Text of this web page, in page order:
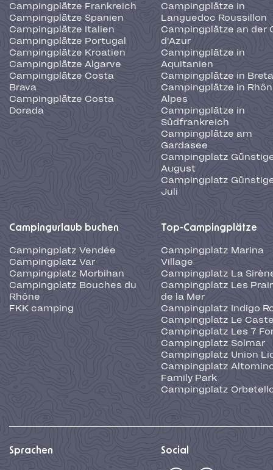
Campingplätze Frankreich
Campingplätze Spanien
Campingplätze Italien
Campingplätze Portugal
Campingplätze Kroatien
Campingplätze Algarve
Campingplätze Costa
Brava
Campingplätze Costa
Dorada
Campingplätze in
Languedoc Roussillon
Campingplätze an der
d'Azur
Campingplätze in
Aquitanien
Campingplätze in
Campingplätze in
Alpes
Campingplätze in
Südfrankreich
Campingplätze am
Gardasee
Campingplatz
August
Campingplatz
Juli
Campingurlaub buchen
Campingplatz Vendée
Campingplatz Var
Campingplatz Morbihan
Campingplatz Bouches du
Rhône
FKK camping
Top-Campingplätze
Campingplatz Marina
Village
Campingplatz La
Campingplatz Les
de la Mer
Campingplatz Indigo
Campingplatz Le
Campingplatz Les 7
Campingplatz Solmar
Campingplatz Union
Campingplatz
Family Park
Campingplatz
Sprachen Social